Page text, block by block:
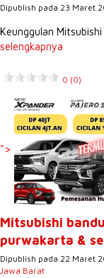
Dipublish pada 23 Maret
Keunggulan
selengkapnya
0 (0)
">
Mitsubishi
purwakarta &
Dipublish pada 22 Maret
Jawa Barat